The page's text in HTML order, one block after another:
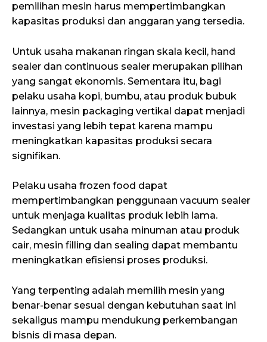
pemilihan mesin harus mempertimbangkan
kapasitas produksi dan anggaran yang tersedia.
Untuk usaha makanan ringan skala kecil, hand
sealer dan continuous sealer merupakan pilihan
yang sangat ekonomis. Sementara itu, bagi
pelaku usaha kopi, bumbu, atau produk bubuk
lainnya, mesin packaging vertikal dapat menjadi
investasi yang lebih tepat karena mampu
meningkatkan kapasitas produksi secara
signifikan.
Pelaku usaha frozen food dapat
mempertimbangkan penggunaan vacuum sealer
untuk menjaga kualitas produk lebih lama.
Sedangkan untuk usaha minuman atau produk
cair, mesin filling dan sealing dapat membantu
meningkatkan efisiensi proses produksi.
Yang terpenting adalah memilih mesin yang
benar-benar sesuai dengan kebutuhan saat ini
sekaligus mampu mendukung perkembangan
bisnis di masa depan.